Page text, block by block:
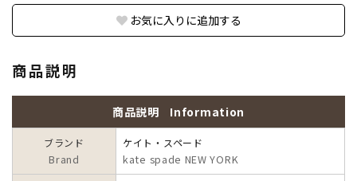
お気に入りに追加する
商品説明
商品説明 Information
ブランド
Brand
ケイト・スペード
kate spade NEW YORK